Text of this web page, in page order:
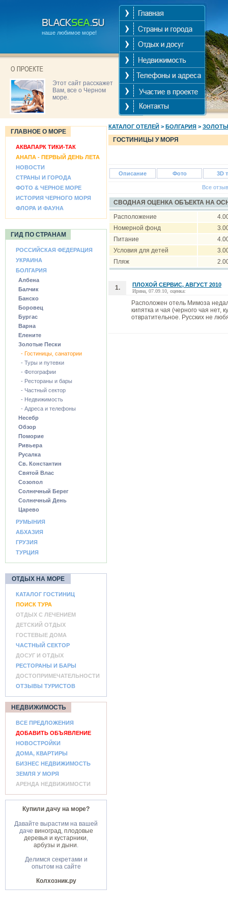
наше любимое море!
Этот сайт расскажет
Вам, все о Черном
море.
ГЛАВНОЕ О МОРЕ
АКВАПАРК ТИКИ-ТАК
АНАПА - ПЕРВЫЙ ДЕНЬ ЛЕТА
НОВОСТИ
СТРАНЫ И ГОРОДА
ФОТО & ЧЕРНОЕ МОРЕ
ИСТОРИЯ ЧЕРНОГО МОРЯ
ФЛОРА И ФАУНА
ГИД ПО СТРАНАМ
РОССИЙСКАЯ ФЕДЕРАЦИЯ
УКРАИНА
БОЛГАРИЯ
Албена
Балчик
Банско
Боровец
Бургас
Варна
Елените
Золотые Пески
- Гостиницы, санатории
- Туры и путевки
- Фотографии
- Рестораны и бары
- Частный сектор
- Недвижимость
- Адреса и телефоны
Несебр
Обзор
Поморие
Ривьера
Русалка
Св. Константин
Святой Влас
Созопол
Солнечный Берег
Солнечный День
Царево
РУМЫНИЯ
АБХАЗИЯ
ГРУЗИЯ
ТУРЦИЯ
ОТДЫХ НА МОРЕ
КАТАЛОГ ГОСТИНИЦ
ПОИСК ТУРА
ОТДЫХ С ЛЕЧЕНИЕМ
ДЕТСКИЙ ОТДЫХ
ГОСТЕВЫЕ ДОМА
ЧАСТНЫЙ СЕКТОР
ДОСУГ И ОТДЫХ
РЕСТОРАНЫ И БАРЫ
ДОСТОПРИМЕЧАТЕЛЬНОСТИ
ОТЗЫВЫ ТУРИСТОВ
НЕДВИЖИМОСТЬ
ВСЕ ПРЕДЛОЖЕНИЯ
ДОБАВИТЬ ОБЪЯВЛЕНИЕ
НОВОСТРОЙКИ
ДОМА, КВАРТИРЫ
БИЗНЕС НЕДВИЖИМОСТЬ
ЗЕМЛЯ У МОРЯ
АРЕНДА НЕДВИЖИМОСТИ
Купили дачу на море?
Давайте вырастим на вашей
даче виноград, плодовые
деревья и кустарники,
арбузы и дыни.
Делимся секретами и
опытом на сайте
Колхозник.ру
КАТАЛОГ ОТЕЛЕЙ > БОЛГАРИЯ >
ГОСТИНИЦЫ У МОРЯ
Описание Фото 3D
Все
СВОДНАЯ ОЦЕНКА ОБЪЕКТА НА
Расположение
Номерной фонд
Питание
Условия для детей
Пляж
1. ПЛОХОЙ СЕРВИС, АВГУСТ 2010
Ирина, 07.09.10, оценка:
Расположен отель Мимоза
кипятка и чая (черного чая нет,
отвратительное. Русских не